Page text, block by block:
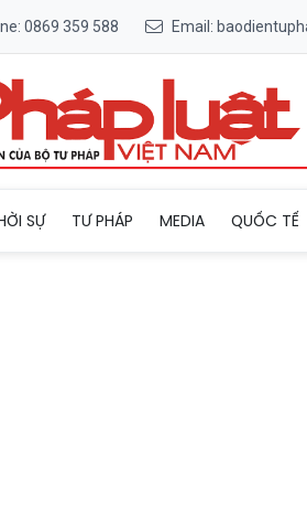
0869 359 588 Email:
SỰ TƯ PHÁP MEDIA QUỐC TẾ